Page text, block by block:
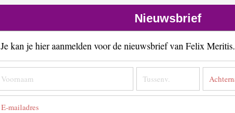
Nieuwsbrief
Je kan je hier aanmelden voor de nieuwsbrief van Felix Meritis.